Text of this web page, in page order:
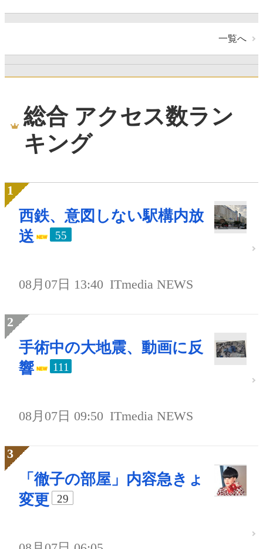
一覧へ
総合 アクセス数ラン
キング
西鉄、意図しない駅構内放
送
55
08月07日 13:40 ITmedia NEWS
手術中の大地震、動画に反
響
111
08月07日 09:50 ITmedia NEWS
「徹子の部屋」内容急きょ
変更
29